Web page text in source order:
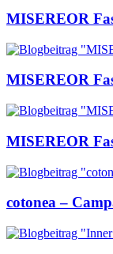
MISEREOR
MISEREOR
MISEREOR
cotonea –